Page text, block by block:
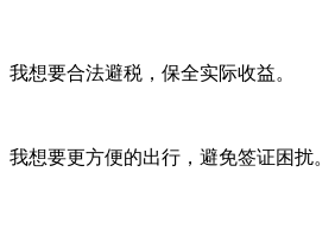
我想要合法避税，保全实际收益。
我想要更方便的出行，避免签证困扰。